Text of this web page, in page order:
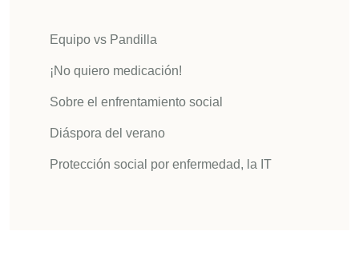
Equipo vs Pandilla
¡No quiero medicación!
Sobre el enfrentamiento social
Diáspora del verano
Protección social por enfermedad, la IT